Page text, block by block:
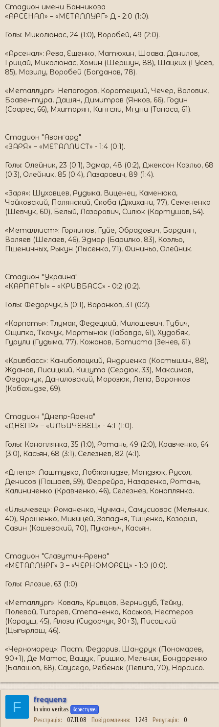
Стадион имени Банникова
«АРСЕНАЛ» – «МЕТАЛЛУРГ» Д - 2:0 (1:0).
Голы: Миколюнас, 24 (1:0), Воробей, 49 (2:0).
«Арсенал»: Рева, Ещенко, Матюхин, Шоава, Данилов,
Грицай, Миколюнас, Хомин (Шершун, 88), Шацких (ГУсев,
85), Мазилу, Воробей (Богданов, 78).
«Металлург»: Непогодов, Коротецкий, Чечер, Воловик,
Боавентура, Дашян, Димитров (Янков, 66), Годин
(Соарес, 66), Мхитарян, Кингсли, Мгуни (Танаса, 61).
Стадион "Авангард"
«ЗАРЯ» – «МЕТАЛЛИСТ» - 1:4 (0:1).
Голы: Олейник, 23 (0:1), Эдмар, 48 (0:2), Джексон Коэльо, 68
(0:3), Олейник, 85 (0:4), Лазарович, 89 (1:4).
«Заря»: Шуховцев, Рудыка, Виценец, Каменюка,
Чайковский, Полянский, Скоба (Джихани, 77), Семененко
(Шевчук, 60), Белый, Лазарович, Силюк (Картушов, 54).
«Металлист»: Горяинов, Гуйе, Обрадович, Бордиян,
Валяев (Шелаев, 46), Эдмар (Барилко, 83), Коэльо,
Пшеничных, Рыкун (Лысенко, 71), Фининьо, Олейник.
Стадион "Украина"
«КАРПАТЫ» – «КРИВБАСС» - 0:2 (0:2).
Голы: Федорчук, 5 (0:1), Варанков, 31 (0:2).
«Карпаты»: Тлумак, Федецкий, Милошевич, Тубич,
Ощипко, Ткачук, Мартынюк (Габовда, 61), Худобяк,
Гурули (Гудыма, 77), Кожанов, Батиста (Зенев, 61).
«Кривбасс»: Каниболоцкий, Андриенко (Костышин, 88),
Жданов, Лисицкий, Кицута (Сердюк, 33), Максимов,
Федорчук, Даниловский, Морозюк, Лепа, Воронков
(Кобахидзе, 69).
Стадион "Днепр-Арена"
«ДНЕПР» – «ИЛЬИЧЕВЕЦ» - 4:1 (1:0).
Голы: Коноплянка, 35 (1:0), Ротань, 49 (2:0), Кравченко, 64
(3:0), Касьян, 68 (3:1), Селезнев, 82 (4:1).
«Днепр»: Лаштувка, Лобжанидзе, Мандзюк, Русол,
Денисов (Пашаев, 59), Феррейра, Назаренко, Ротань,
Калиниченко (Кравченко, 46), Селезнев, Коноплянка.
«Ильичевец»: Романенко, Чучман, Самусиовас (Мельник,
40), Ярошенко, Микицей, Западня, Тищенко, Козориз,
Савин (Кашевский, 70), Пуканыч, Касьян.
Стадион "Славутич-Арена"
«МЕТАЛЛУРГ» З – «ЧЕРНОМОРЕЦ» - 1:0 (0:0).
Голы: Алозие, 63 (1:0).
«Металлург»: Коваль, Кривцов, Вернидуб, Тейку,
Полевой, Тигорев, Степаненко, Каськов, Нестеров
(Карауш, 45), Алози (Сидорчук, 90+3), Писоцкий
(Цыгырлаш, 46).
«Черноморец»: Паст, Федорив, Шандрук (Пономарев,
90+1), Де Матос, Ващук, Гришко, Мельник, Бондаренко
(Балашов, 68), Сауседо, Ребенок (Левига, 70), Нарсисо.
F frequenz
In vino veritas Користувач
Реєстрація 07.11.08 Повідомлення 1 243 Репутація 0